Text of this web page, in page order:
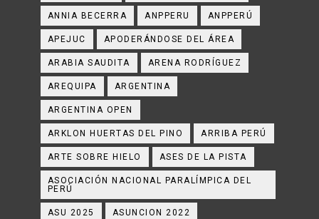
ANNIA BECERRA ANPPERU ANPPERÚ
APEJUC APODERÁNDOSE DEL ÁREA
ARABIA SAUDITA ARENA RODRÍGUEZ
AREQUIPA ARGENTINA
ARGENTINA OPEN
ARKLON HUERTAS DEL PINO ARRIBA PERÚ
ARTE SOBRE HIELO ASES DE LA PISTA
ASOCIACIÓN NACIONAL PARALÍMPICA DEL
PERÚ
ASU 2025 ASUNCION 2022